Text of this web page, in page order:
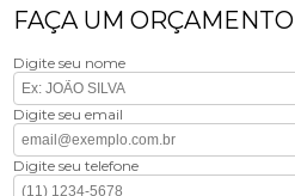
FAÇA UM ORÇAMENTO
Digite seu nome
Digite seu email
Digite seu telefone